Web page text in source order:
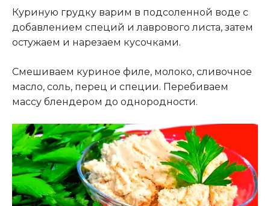
Куриную грудку варим в подсоленной воде с
добавлением специй и лаврового листа, затем
остужаем и нарезаем кусочками.
Смешиваем куриное филе, молоко, сливочное
масло, соль, перец и специи. Перебиваем
массу блендером до однородности.